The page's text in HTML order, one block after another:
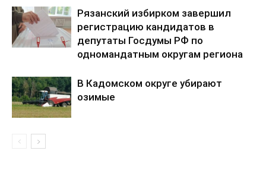
Рязанский избирком завершил
регистрацию кандидатов в
депутаты Госдумы РФ по
одномандатным округам региона
В Кадомском округе убирают
озимые